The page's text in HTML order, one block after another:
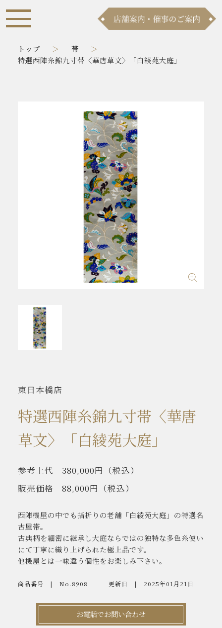
トップ
帯
特選西陣糸錦九寸帯〈華唐草文〉「白綾苑大庭」
東日本橋店
特選西陣糸錦九寸帯〈華唐
草文〉「白綾苑大庭」
参考上代 380,000円 （税込）
販売価格
88,000円 （税込）
西陣機屋の中でも指折りの老舗「白綾苑大庭」の特選名
古屋帯。
古典柄を細密に継承し大庭ならではの独特な多色糸使い
にて丁寧に織り上げられた極上品です。
他機屋とは一味違う個性をお楽しみ下さい。
商品番号 No.8908 更新日 2025年01月21日
お電話でお問い合わせ